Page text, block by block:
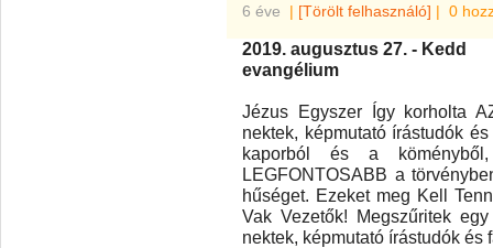
6 éve | [Törölt felhasználó] | 0
2019. augusztus 27. - Kedd
evangélium
Jézus Egyszer Így korholta
nektek, képmutató írástudók
kaporból és a
LEGFONTOSABB a
hűséget. Ezeket meg Kell
Vak Vezetők! Megszűritek
nektek, képmutató írástudók és